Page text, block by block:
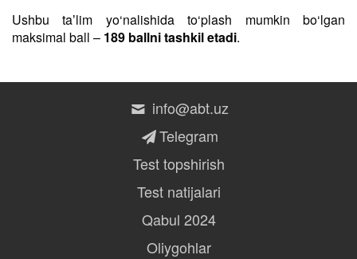
Ushbu taʼlim yo‘nalishida to‘plash mumkin bo‘lgan
maksimal ball – 189 ballni tashkil etadi.
info@abt.uz
Telegram
Test topshirish
Test natijalari
Qabul 2024
Oliygohlar